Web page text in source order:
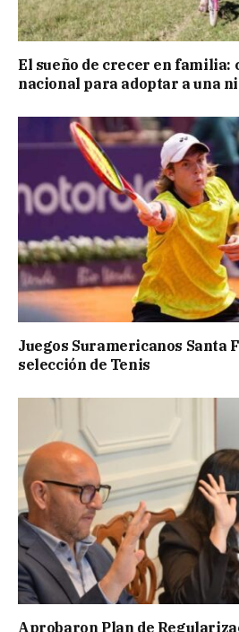
El sueño de crecer en familia:
nacional para adoptar a una
Juegos Suramericanos Santa
selección de Tenis
Aprobaron Plan de